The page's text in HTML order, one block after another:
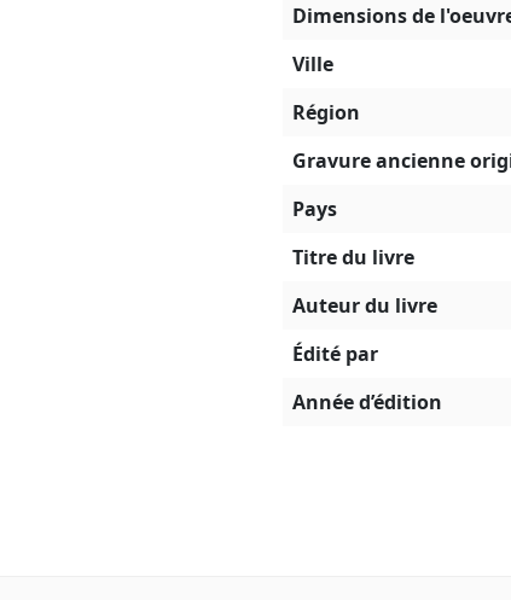
Dimensions de
Ville
Région
Gravure ancienne
Pays
Titre du livre
Auteur du livre
Édité par
Année d’édition